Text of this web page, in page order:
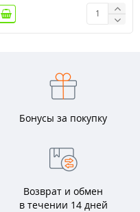
Бонусы за покупку
Возврат и обмен
в течении 14 дней